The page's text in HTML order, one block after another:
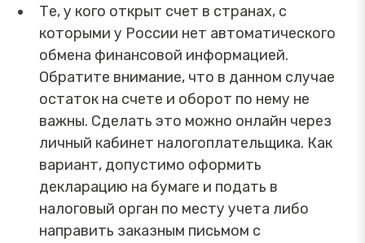
Те, у кого открыт счет в странах, с
которыми у России нет автоматического
обмена финансовой информацией.
Обратите внимание, что в данном случае
остаток на счете и оборот по нему не
важны. Сделать это можно онлайн через
личный кабинет налогоплательщика. Как
вариант, допустимо оформить
декларацию на бумаге и подать в
налоговый орган по месту учета либо
направить заказным письмом с